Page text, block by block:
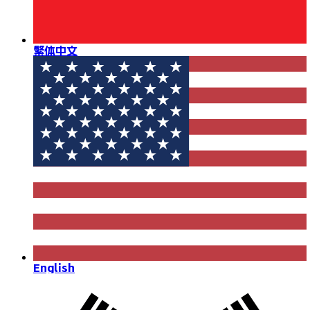
繁体中文
English